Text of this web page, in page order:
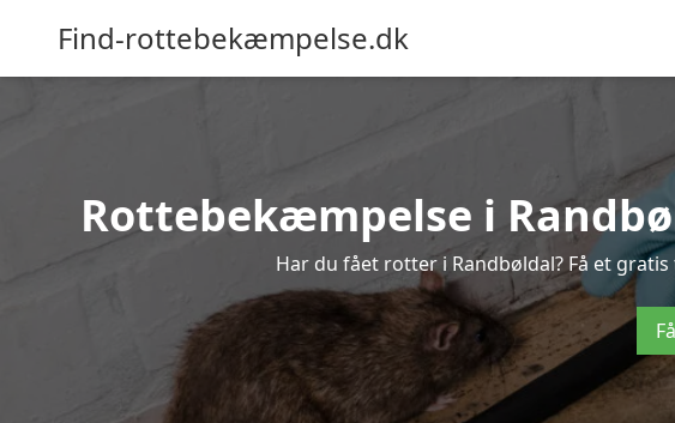
Find-rottebekæmpelse.dk
Rottebekæmpelse i
Har du fået rotter i Randbøldal? Få et